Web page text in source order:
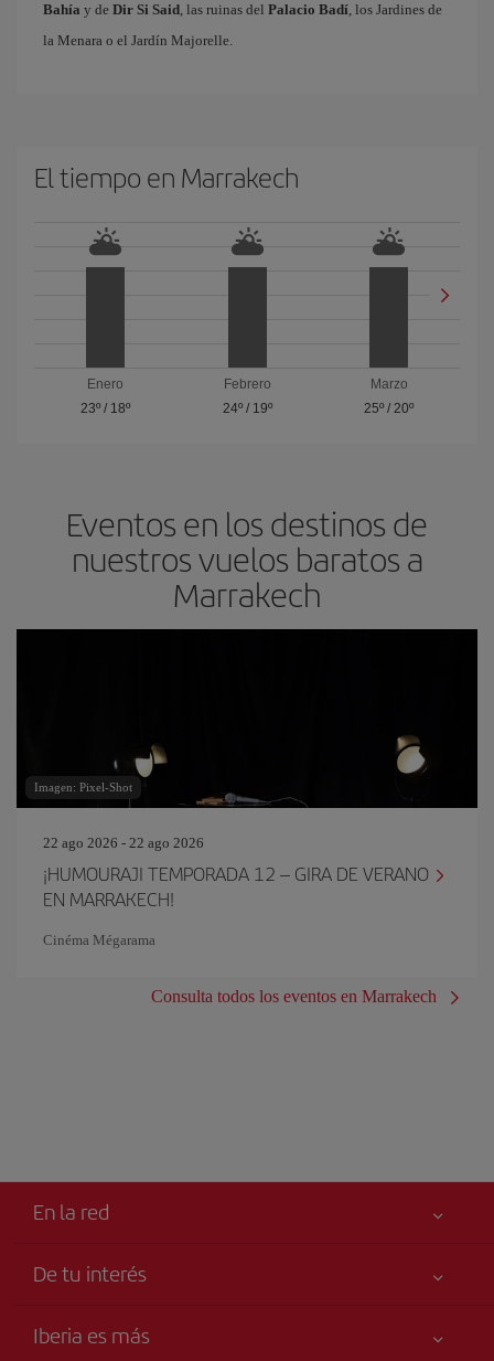
Bahía y de Dir Si Said, las ruinas del Palacio Badí, los Jardines de
la Menara o el Jardín Majorelle.
El tiempo en Marrakech
Enero
23º/ 18º
Febrero
24º/ 19º
Marzo
25º /20º
Eventos en los destinos de
nuestros vuelos baratos a
Marrakech
Imagen: Pixel-Shot
22 ago 2026 - 22 ago 2026
¡HUMOURAJI TEMPORADA 12 – GIRA DE VERANO
EN MARRAKECH!
Cinéma Mégarama
Consulta todos los eventos en Marrakech
En la red
De tu interés
Accesibilidad
Iberia es más